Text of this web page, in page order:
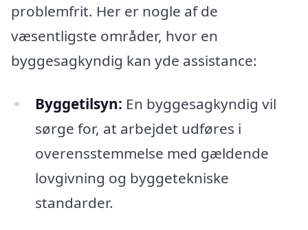
problemfrit. Her er nogle af de
væsentligste områder, hvor en
byggesagkyndig kan yde assistance:
Byggetilsyn: En byggesagkyndig vil
sørge for, at arbejdet udføres i
overensstemmelse med gældende
lovgivning og byggetekniske
standarder.